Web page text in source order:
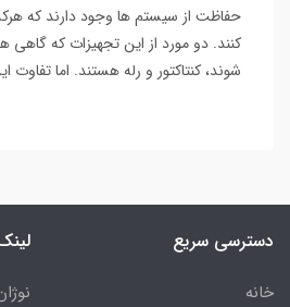
حفاظت از سیستم ها وجود دارند که
کنند. دو مورد از این تجهیزات که گاهی
شوند، کنتاکتور و رله هستند. اما
دسترسی سریع
خانه